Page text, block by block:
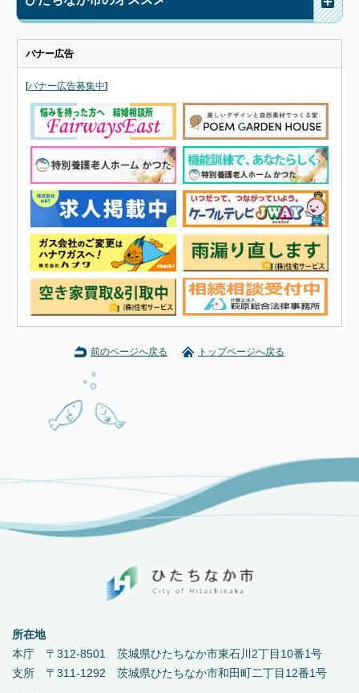
バナー広告
[バナー広告募集中]
前のページへ戻る トップページへ戻る
所在地
本庁 〒312-8501 茨城県ひたちなか市東石川2丁目10番1号
支所 〒311-1292 茨城県ひたちなか市和田町二丁目12番1号